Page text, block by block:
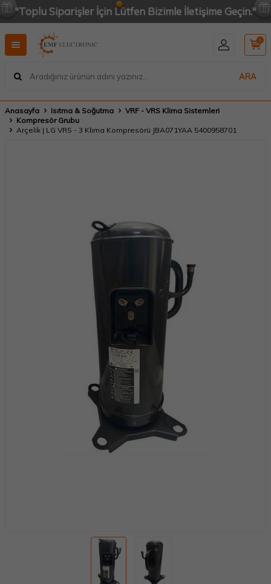
"Toplu Siparişler İçin Lütfen Bizimle İletişime Geçin."
ARA
0
Anasayfa Isıtma & Soğutma
VRF - VRS Klima Sistemleri
Kompresör Grubu
Arçelik | LG VRS - 3 Klima Kompresörü JBA071YAA 5400958701